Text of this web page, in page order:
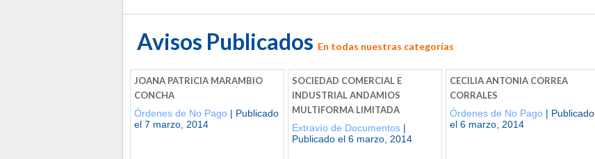
Avisos Publicados En todas nuestras categorías
JOANA PATRICIA MARAMBIO
CONCHA
Órdenes de No Pago | Publicado
el 7 marzo, 2014
SOCIEDAD COMERCIAL E
INDUSTRIAL ANDAMIOS
MULTIFORMA LIMITADA
Extravío de Documentos |
Publicado el 6 marzo, 2014
CECILIA ANTONIA CORREA
CORRALES
Órdenes de No Pago | Publicado
el 6 marzo, 2014